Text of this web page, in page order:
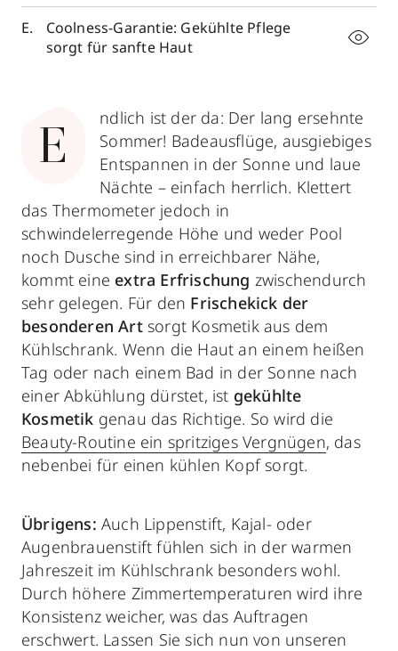
Coolness-Garantie: Gekühlte Pflege
sorgt für sanfte Haut
E
ndlich ist der da: Der lang ersehnte
Sommer! Badeausflüge, ausgiebiges
Entspannen in der Sonne und laue
Nächte – einfach herrlich. Klettert
das Thermometer jedoch in
schwindelerregende Höhe und weder Pool
noch Dusche sind in erreichbarer Nähe,
kommt eine extra Erfrischung zwischendurch
sehr gelegen. Für den Frischekick der
besonderen Artsorgt Kosmetik aus dem
Kühlschrank. Wenn die Haut an einem heißen
Tag oder nach einem Bad in der Sonne nach
einer Abkühlung dürstet, ist gekühlte
Kosmetik genau das Richtige. So wird die
Beauty-Routine ein spritziges Vergnügen, das
nebenbei für einen kühlen Kopf sorgt.
Übrigens: Auch Lippenstift, Kajal- oder
Augenbrauenstift fühlen sich in der warmen
Jahreszeit im Kühlschrank besonders wohl.
Durch höhere Zimmertemperaturen wird ihre
Konsistenz weicher, was das Auftragen
erschwert. Lassen Sie sich nun von unseren